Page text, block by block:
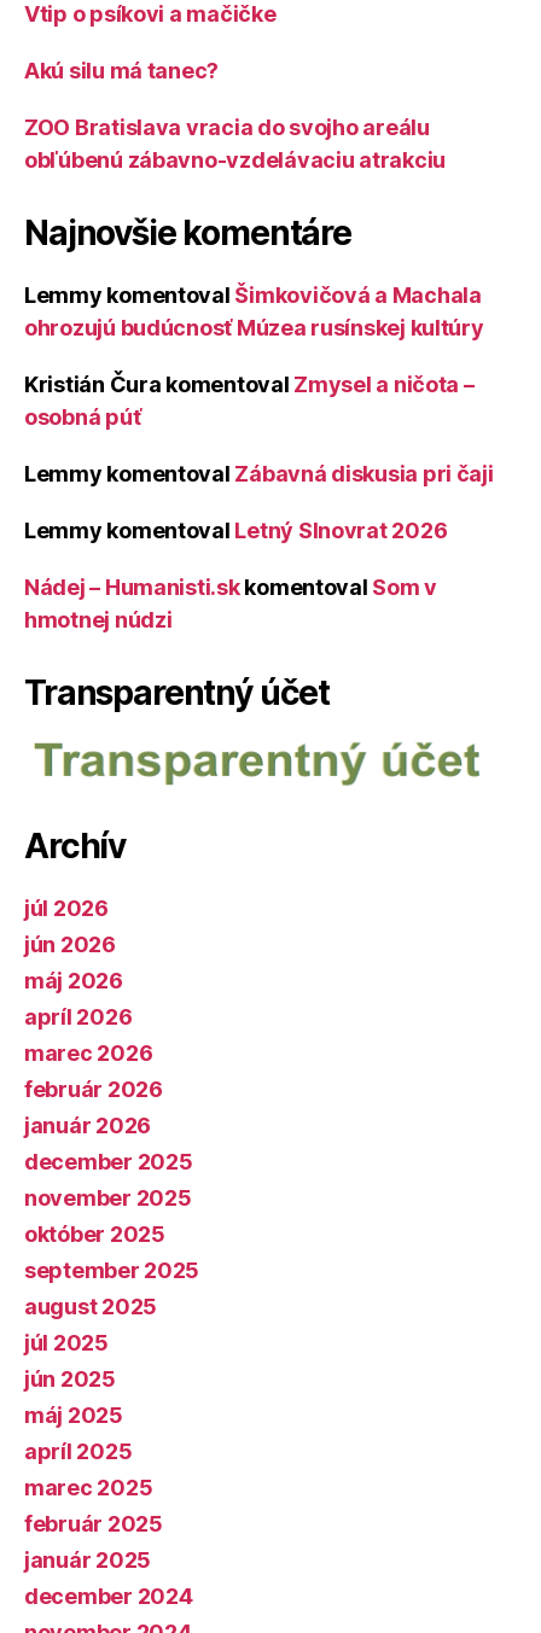
Vtip o psíkovi a mačičke
Akú silu má tanec?
ZOO Bratislava vracia do svojho areálu
obľúbenú zábavno-vzdelávaciu atrakciu
Najnovšie komentáre
Lemmy komentoval Šimkovičová a Machala
ohrozujú budúcnosť Múzea rusínskej kultúry
Kristián Čura komentoval Zmysel a ničota –
osobná púť
Lemmy komentoval Zábavná diskusia pri čaji
Lemmy komentoval Letný Slnovrat 2026
Nádej – Humanisti.skkomentoval Som v
hmotnej núdzi
Transparentný účet
Archív
júl 2026
jún 2026
máj 2026
apríl 2026
marec 2026
február 2026
január 2026
december 2025
november 2025
október 2025
september 2025
august 2025
júl 2025
jún 2025
máj 2025
apríl 2025
marec 2025
február 2025
január 2025
december 2024